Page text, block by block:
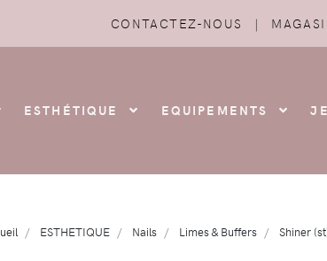
CONTACTEZ-NOUS |
ESTHÉTIQUE EQUIPEMENTS
ESTHETIQUE Nails Limes & Buffers Shiner